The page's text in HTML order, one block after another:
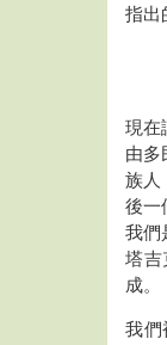
指出
現在
由多
族人
後一
我們
塔吉
成。
我們